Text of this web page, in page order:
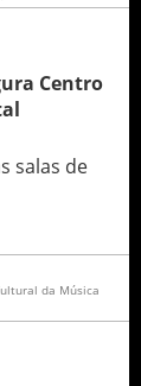
Centro
salas de
da Música